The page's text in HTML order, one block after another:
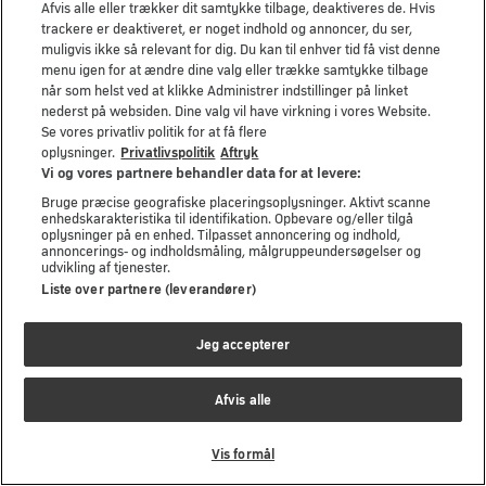
Chrome Firefox Edge
Genindlæs
Afvis alle eller trækker dit samtykke tilbage, deaktiveres de. Hvis
trackere er deaktiveret, er noget indhold og annoncer, du ser,
muligvis ikke så relevant for dig. Du kan til enhver tid få vist denne
menu igen for at ændre dine valg eller trække samtykke tilbage
når som helst ved at klikke Administrer indstillinger på linket
nederst på websiden. Dine valg vil have virkning i vores Website.
Se vores privatliv politik for at få flere
oplysninger. Privatlivspolitik Aftryk
Vi og vores partnere behandler data for at levere:
Bruge præcise geografiske placeringsoplysninger. Aktivt scanne
enhedskarakteristika til identifikation. Opbevare og/eller tilgå
oplysninger på en enhed. Tilpasset annoncering og indhold,
annoncerings- og indholdsmåling, målgruppeundersøgelser og
udvikling af tjenester.
Liste over partnere (leverandører)
Jeg accepterer
Afvis alle
Vis formål